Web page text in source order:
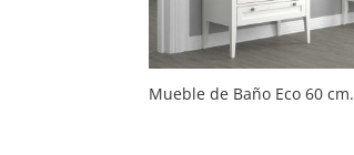
Mueble de Baño Eco 60 cm.